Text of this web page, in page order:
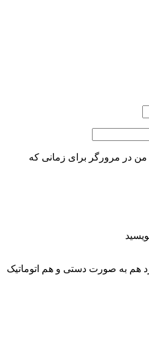
من در مرورگر برای زمانی که
هم به صورت دستی و هم اتوماتیک